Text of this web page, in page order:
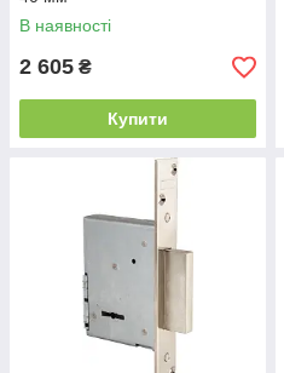
В наявності
2 605 ₴
Купити